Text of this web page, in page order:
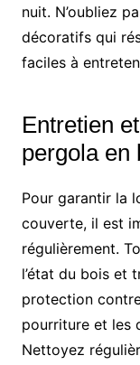
nuit. N’oubliez
décoratifs qui
faciles à
Entretien
pergola en
Pour garantir la
couverte, il est
régulièrement.
l’état du bois et
protection
pourriture et les
Nettoyez